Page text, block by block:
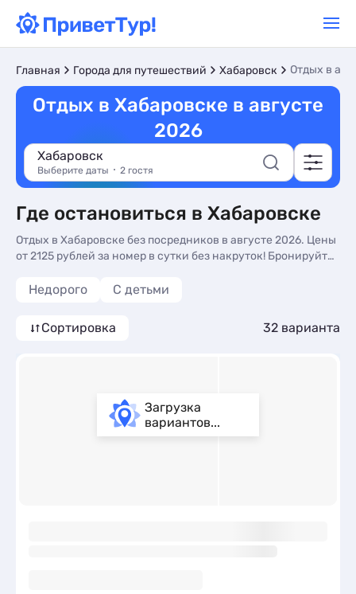
Главная Города для путешествий Хабаровск Отдых в
Отдых в Хабаровске в августе
2026
Хабаровск
Выберите даты 2 гостя
Где остановиться в Хабаровске
Отдых в Хабаровске без посредников в августе 2026. Цены
от 2125 рублей за номер в сутки без накруток! Бронируйте
Недорого С детьми
Сортировка 32 варианта
Загрузка
вариантов...